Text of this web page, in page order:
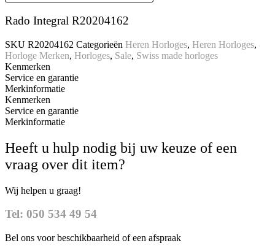
Rado Integral R20204162
SKU R20204162 Categorieën Heren Horloges, Heren Horloges,
Horloge Merken, Horloges, Sale, Swiss made horloges
Kenmerken
Service en garantie
Merkinformatie
Kenmerken
Service en garantie
Merkinformatie
Heeft u hulp nodig bij uw keuze of een
vraag over dit item?
Wij helpen u graag!
Tel: 050 534 49 54
Bel ons voor beschikbaarheid of een afspraak